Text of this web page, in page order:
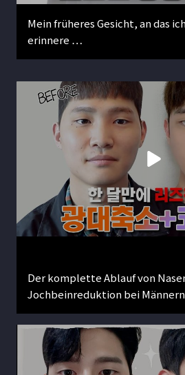
Mein früheres Gesicht, an das
erinnere …
Der komplette Ablauf von
Jochbeinreduktion bei